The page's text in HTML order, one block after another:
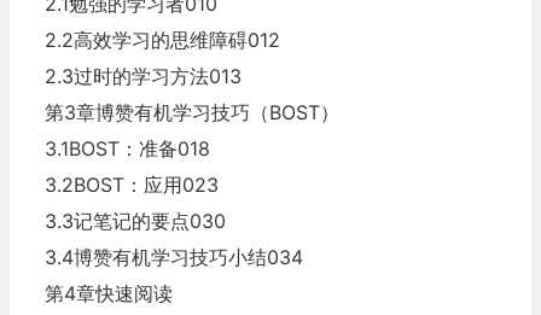
2.2高效学习的思维障碍012
2.3过时的学习方法013
第3章博赞有机学习技巧（BOST）
3.1BOST：准备018
3.2BOST：应用023
3.3记笔记的要点030
3.4博赞有机学习技巧小结034
第4章快速阅读